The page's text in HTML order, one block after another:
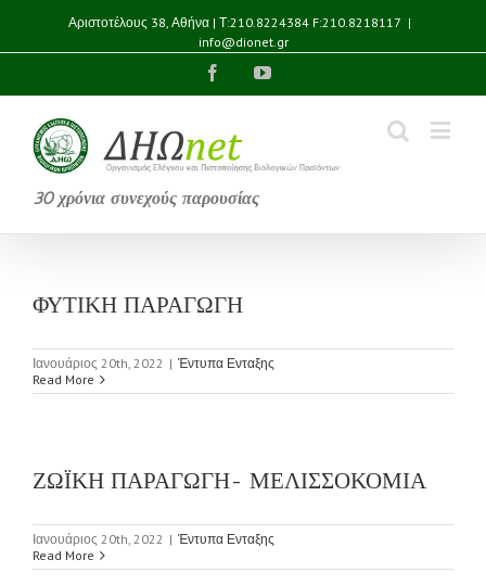
Αριστοτέλους 38, Αθήνα | Τ:210.8224384 F:210.8218117 |
info@dionet.gr
FacebookYouTube
30 χρόνια συνεχούς παρουσίας
ΦΥΤΙΚΗ ΠΑΡΑΓΩΓΗ
Ιανουάριος 20th, 2022 | Έντυπα Ενταξης
Read More
ΖΩΪΚΗ ΠΑΡΑΓΩΓΗ- ΜΕΛΙΣΣΟΚΟΜΙΑ
Ιανουάριος 20th, 2022 | Έντυπα Ενταξης
Read More